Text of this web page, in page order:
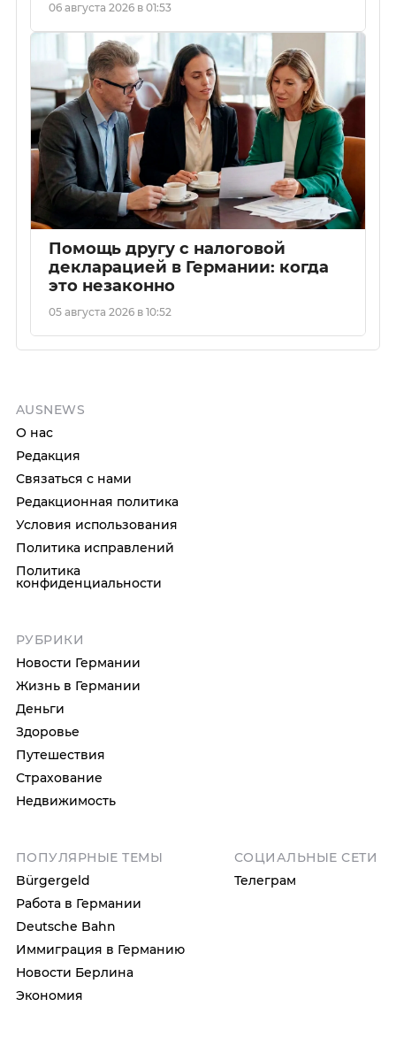
06 августа 2026 в 01:53
Помощь другу с налоговой
декларацией в Германии: когда
это незаконно
05 августа 2026 в 10:52
AUSNEWS
О нас
Редакция
Связаться с нами
Редакционная политика
Условия использования
Политика исправлений
Политика
конфиденциальности
РУБРИКИ
Новости Германии
Жизнь в Германии
Деньги
Здоровье
Путешествия
Страхование
Недвижимость
ПОПУЛЯРНЫЕ ТЕМЫ
Bürgergeld
Работа в Германии
Deutsche Bahn
Иммиграция в Германию
Новости Берлина
Экономия
СОЦИАЛЬНЫЕ СЕТИ
Телеграм